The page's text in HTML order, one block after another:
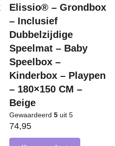
Elissio® – Grondbox
– Inclusief
Dubbelzijdige
Speelmat – Baby
Speelbox –
Kinderbox – Playpen
– 180×150 CM –
Beige
Gewaardeerd 5 uit 5
74,95